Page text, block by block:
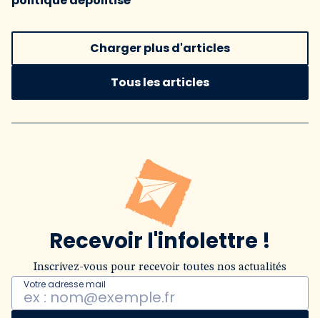
Charger plus d'articles
Tous les articles
Recevoir l'infolettre !
Inscrivez-vous pour recevoir toutes nos actualités
Votre adresse mail